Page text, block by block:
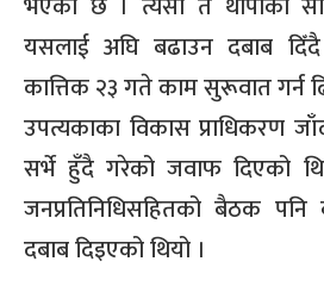
यसलाई अघि बढाउन दबाब
कात्तिक २३ गते काम सुरूवात गर्न
उपत्यकाका विकास प्राधिकरण
सर्भे हुँदै गरेको जवाफ दिएको
जनप्रतिनिधिसहितको बैठक
दबाब दिइएको थियो ।